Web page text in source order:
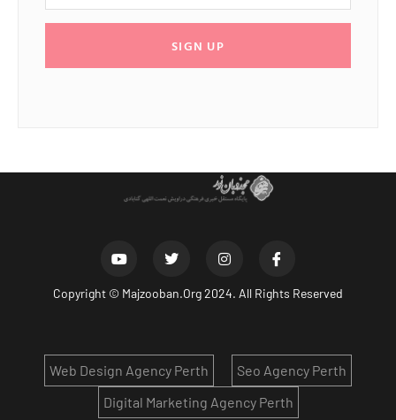
SIGN UP
Copyright © Majzooban.Org2024. All Rights Reserved
Seo Agency Perth
Web Design Agency Perth
Digital Marketing Agency Perth